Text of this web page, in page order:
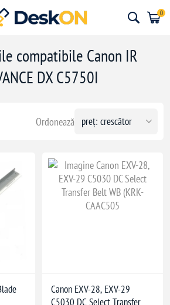
0
compatibile Canon IR
DX C5750I
Ordonează
Canon EXV-28, EXV-29
C5030 DC Select Transfer